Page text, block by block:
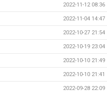
2022-11-12 08:36
2022-11-04 14:47
2022-10-27 21:54
2022-10-19 23:04
2022-10-10 21:49
2022-10-10 21:41
2022-09-28 22:09